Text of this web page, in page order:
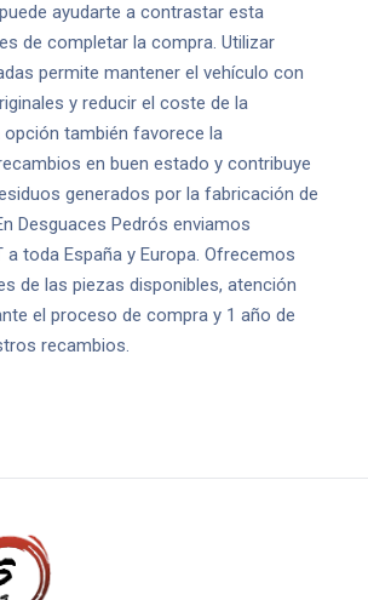
ayudarte a contrastar esta
de completar la compra. Utilizar
permite mantener el vehículo con
y reducir el coste de la
opción también favorece la
en buen estado y contribuye
generados por la fabricación de
Desguaces Pedrós enviamos
a toda España y Europa. Ofrecemos
de las piezas disponibles, atención
el proceso de compra y 1 año de
recambios.